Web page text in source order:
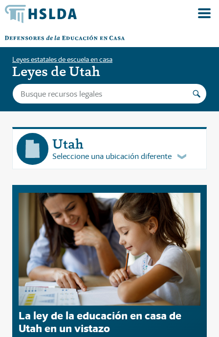
Leyes estatales de escuela en casa
Leyes de Utah
Utah
Seleccione una ubicación diferente
La ley de la educación en casa de
Utah en un vistazo